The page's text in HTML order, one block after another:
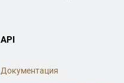
API
Документация